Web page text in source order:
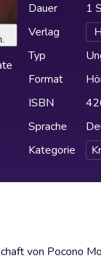
Dauer
1
Verlag
Typ
Format
ISBN
Sprache
Kategorie
von Pocono